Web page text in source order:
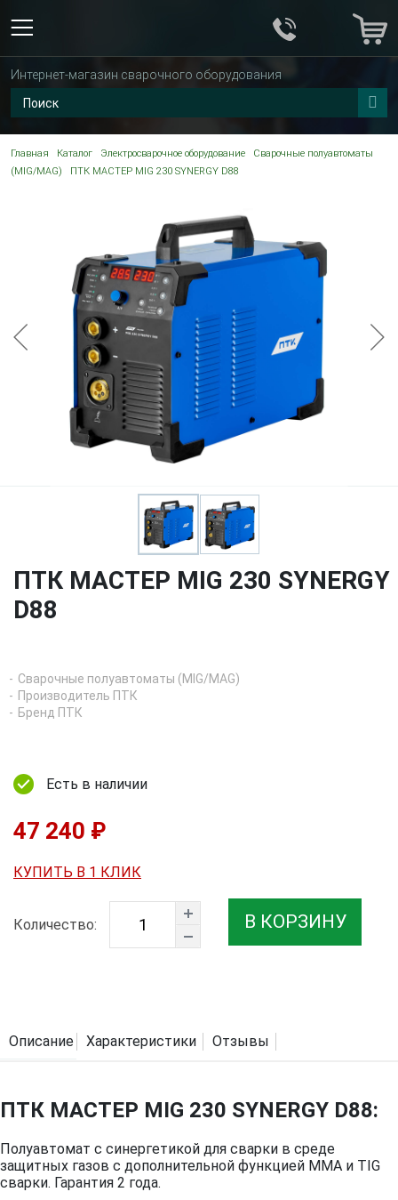
Интернет-магазин сварочного оборудования
Главная Каталог Электросварочное оборудование
Сварочные полуавтоматы
(MIG/MAG)
ПТК МАСТЕР MIG 230 SYNERGY D88
ПТК МАСТЕР MIG 230 SYNERGY
D88
Сварочные полуавтоматы (MIG/MAG)
Производитель ПТК
Бренд ПТК
Есть в наличии
47 240 ₽
КУПИТЬ В 1 КЛИК
Количество: В КОРЗИНУ
Описание Характеристики Отзывы
ПТК МАСТЕР MIG 230 SYNERGY D88:
Полуавтомат с синергетикой для сварки в среде
защитных газов с дополнительной функцией MMA и TIG
сварки. Гарантия 2 года.